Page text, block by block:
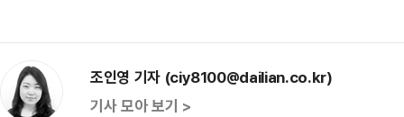
조인영 기자 (ciy8100@dailian.co.kr)
기사 모아 보기 >